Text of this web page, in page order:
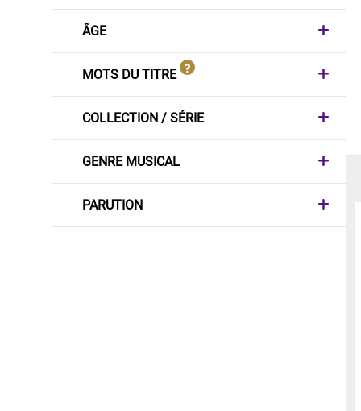
ÂGE
MOTS DU TITRE
COLLECTION / SÉRIE
GENRE MUSICAL
PARUTION